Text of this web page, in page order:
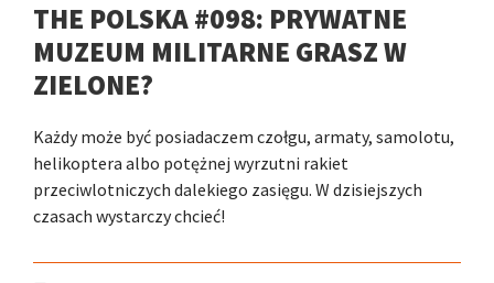
THE POLSKA #098: PRYWATNE
MUZEUM MILITARNE GRASZ W
ZIELONE?
Każdy może być posiadaczem czołgu, armaty, samolotu,
helikoptera albo potężnej wyrzutni rakiet
przeciwlotniczych dalekiego zasięgu. W dzisiejszych
czasach wystarczy chcieć!